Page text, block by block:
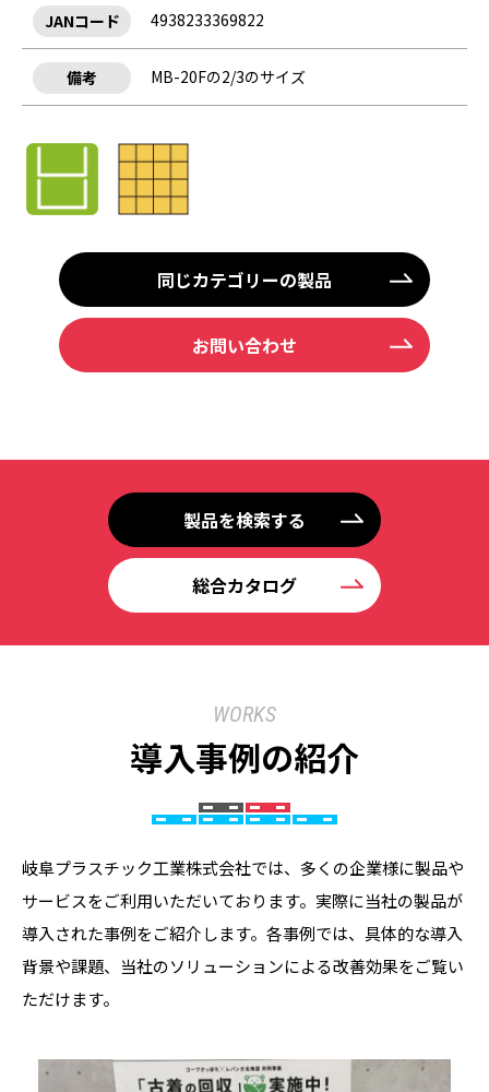
JANコード 4938233369822
備考 MB-20Fの2/3のサイズ
同じカテゴリーの製品
お問い合わせ
製品を検索する
総合カタログ
WORKS
導入事例の紹介
岐阜プラスチック工業株式会社では、多くの企業様に製品や
サービスをご利用いただいております。実際に当社の製品が
導入された事例をご紹介します。各事例では、具体的な導入
背景や課題、当社のソリューションによる改善効果をご覧い
ただけます。